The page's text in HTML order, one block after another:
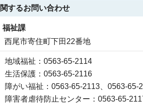
するお問い合わせ
祉課
尾市寄住町下田22番地
地域福祉：0563-65-2114
生活保護：0563-65-2116
障がい福祉：0563-65-2113、0563-65-
障害者虐待防止センター：0563-65-